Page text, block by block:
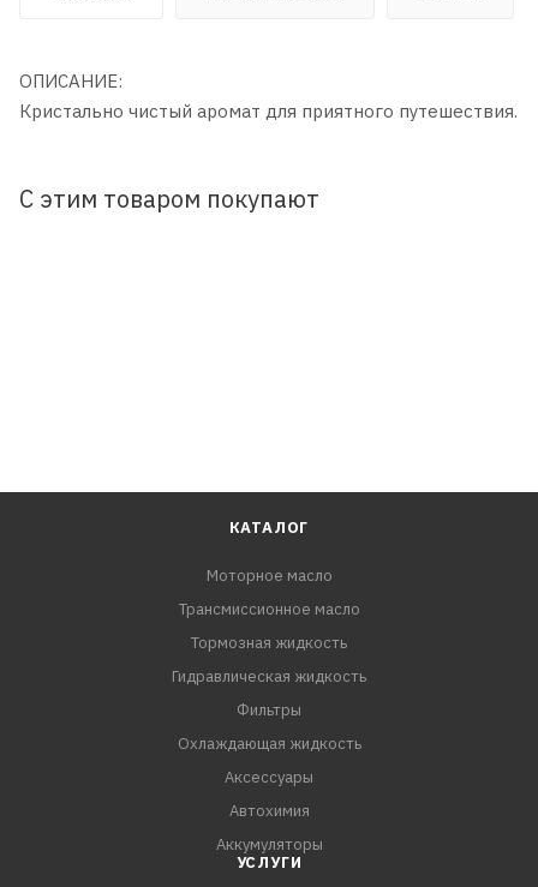
ОПИСАНИЕ:
Кристально чистый аромат для приятного путешествия.
С этим товаром покупают
КАТАЛОГ
Моторное масло
Трансмиссионное масло
Тормозная жидкость
Гидравлическая жидкость
Фильтры
Охлаждающая жидкость
Аксессуары
Автохимия
Аккумуляторы
УСЛУГИ